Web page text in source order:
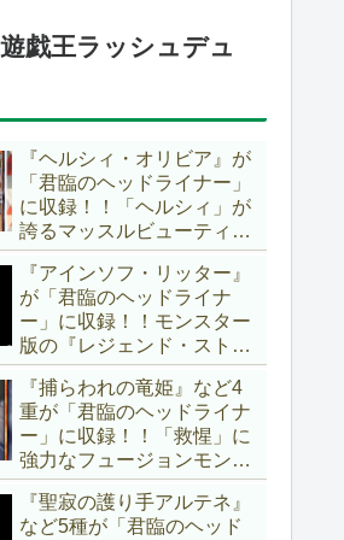
無効化範囲の広がった『墓
穴の指名者』はめちゃくち
戯王ラッシュデュ
『ヘルシィ・オリビア』が
「君臨のヘッドライナー」
に収録！！「ヘルシィ」が
誇るマッスルビューティー
の詳細が判明！！優秀なリ
チュアル魔法『健康ズハ
イ！』をサルベージできる
サポーターでしたか～。
【遊戯王ラッシュデュエ
ル】
『アインソフ・リッター』
が「君臨のヘッドライナ
ー」に収録！！モンスター
版の『レジェンド・ストラ
イク』とも言える強力な蘇
生効果持ち！！そのステー
タスから、「救惺」との相
性も抜群に良いですね～。
【遊戯王ラッシュデュエ
ル】
『捕らわれの竜姫』など4
重が「君臨のヘッドライナ
ー」に収録！！「救惺」に
強力なフュージョンモンス
ターとサポーターが登
場！！性能の高さはもちろ
ん、イラストから推察され
『聖寂の護り手アルテネ』
など5種が「君臨のヘッド